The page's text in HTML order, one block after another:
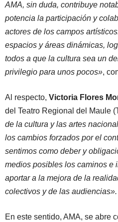
AMA, sin duda, contribuye
potencia la participación y
actores de los campos
espacios y áreas dinámicas,
todos a que la cultura sea un
privilegio para unos pocos»,
Al respecto, Victoria Flores
del Teatro Regional del Maule
de la cultura y las artes
los cambios forzados por el
sentimos como deber y
medios posibles los caminos e
aportar a la mejora de la
colectivos y de las audiencias».
En este sentido, AMA, se abre